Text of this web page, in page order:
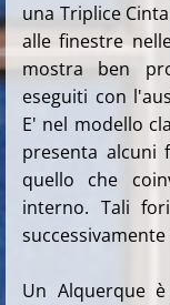
una Triplice
alle finestre
mostra ben
eseguiti con
E' nel modello
presenta alcuni
quello che
interno. Tali
Un Alquerque